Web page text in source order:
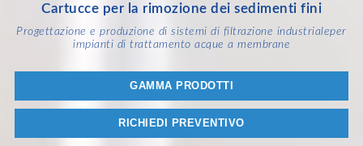
Cartucce per la rimozione dei sedimenti fini
Progettazione e produzione di sistemi di filtrazione industrialeper
impianti di trattamento acque a membrane
GAMMA PRODOTTI
RICHIEDI PREVENTIVO